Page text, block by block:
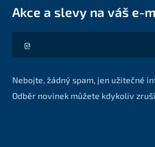
Akce a slevy na váš e-
Akce a slevy na váš e-mail z první
Nebojte, žádný spam, jen užitečné
Odběr novinek můžete kdykoliv